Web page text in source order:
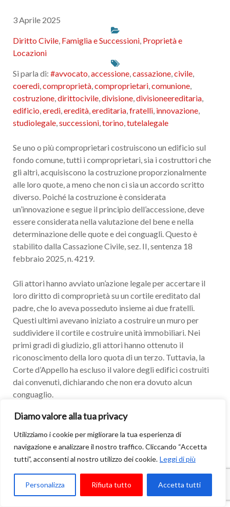
Diamo valore alla tua privacy
Utilizziamo i cookie per migliorare la tua esperienza di
navigazione e analizzare il nostro traffico. Cliccando “Accetta
tutti”, acconsenti al nostro utilizzo dei cookie. Leggi di più
Personalizza Rifiuta tutto Accetta tutti
3 Aprile 2025
Diritto Civile, Famiglia e Successioni, Proprietà e
Locazioni
Si parla di: #avvocato,accessione,cassazione,civile,
coeredi,comproprietà,comproprietari,comunione,
costruzione,dirittocivile,divisione,divisioneereditaria,
edificio,eredi,eredità,ereditaria,fratelli, innovazione,
studiolegale,successioni,torino,tutelalegale
Se uno o più comproprietari costruiscono un edificio sul
fondo comune, tutti i comproprietari, sia i costruttori che
gli altri, acquisiscono la costruzione proporzionalmente
alle loro quote, a meno che non ci sia un accordo scritto
diverso. Poiché la costruzione è considerata
un’innovazione e segue il principio dell’accessione, deve
essere considerata nella valutazione del bene e nella
determinazione delle quote e dei conguagli. Questo è
stabilito dalla Cassazione Civile, sez. II, sentenza 18
febbraio 2025, n. 4219.
Gli attori hanno avviato un’azione legale per accertare il
loro diritto di comproprietà su un cortile ereditato dal
padre, che lo aveva posseduto insieme ai due fratelli.
Questi ultimi avevano iniziato a costruire un muro per
suddividere il cortile e costruire unità immobiliari. Nei
primi gradi di giudizio, gli attori hanno ottenuto il
riconoscimento della loro quota di un terzo. Tuttavia, la
Corte d’Appello ha escluso il valore degli edifici costruiti
dai convenuti, dichiarando che non era dovuto alcun
conguaglio.
I ricorrenti hanno contestato la sentenza, sostenendo che
fosse contraddittoria e basata su un’erronea applicazione
delle norme sull’accessione. La Cassazione ha ritenuto
fondati i motivi di ricorso, evidenziando che il giudice può
proporzionale delle quote, purché il valore dei beni sia
equamente rappresentato.